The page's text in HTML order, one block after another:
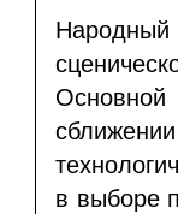
Основной
в выборе